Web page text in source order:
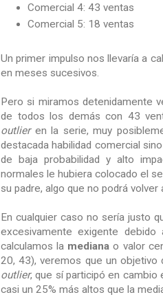
Comercial 4: 43 ventas
Comercial 5: 18 ventas
Un primer impulso nos llevaría a
en meses sucesivos.
Pero si miramos detenidamente
de todos los demás con 43
outlieren la serie, muy
destacada habilidad comercial
de baja probabilidad y alto
normales le hubiera colocado el
su padre, algo que no podrá volver
En cualquier caso no sería justo
excesivamente exigente
calculamos la mediana o valor
20, 43), veremos que un objetivo
outlier, que sí participó en cambio
casi un 25% más altos que la